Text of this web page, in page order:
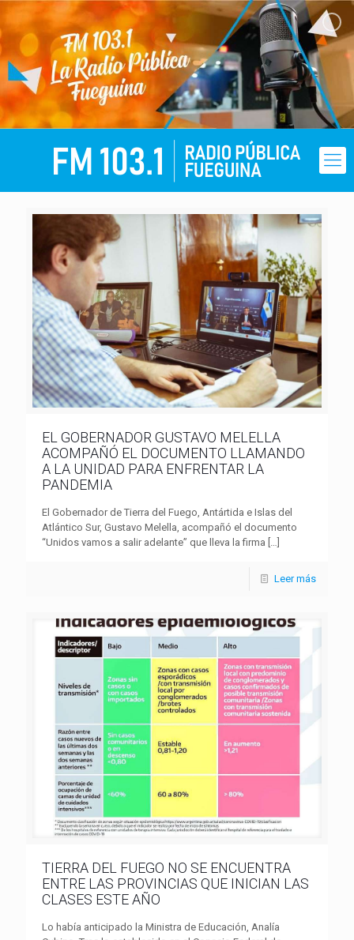
EL GOBERNADOR GUSTAVO MELELLA
ACOMPAÑÓ EL DOCUMENTO LLAMANDO
A LA UNIDAD PARA ENFRENTAR LA
PANDEMIA
El Gobernador de Tierra del Fuego, Antártida e Islas del
Atlántico Sur, Gustavo Melella, acompañó el documento
“Unidos vamos a salir adelante” que lleva la firma […]
Leer más
TIERRA DEL FUEGO NO SE ENCUENTRA
ENTRE LAS PROVINCIAS QUE INICIAN LAS
CLASES ESTE AÑO
Lo había anticipado la Ministra de Educación, Analía